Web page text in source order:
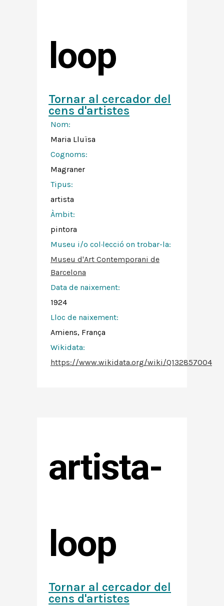
loop
Tornar al cercador del
cens d'artistes
Nom:
Maria Lluïsa
Cognoms:
Magraner
Tipus:
artista
Àmbit:
pintora
Museu i/o col·lecció on trobar-la:
Museu d'Art Contemporani de
Barcelona
Data de naixement:
1924
Lloc de naixement:
Amiens, França
Wikidata:
https://www.wikidata.org/wiki/Q132857004
artista-
loop
Tornar al cercador del
cens d'artistes